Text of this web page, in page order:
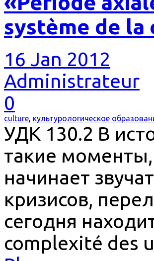
système de
16 Jan 2012
Administrateur
0
culture, культурологическое
УДК 130.2 В
такие
начинает
кризисов,
сегодня
complexité des